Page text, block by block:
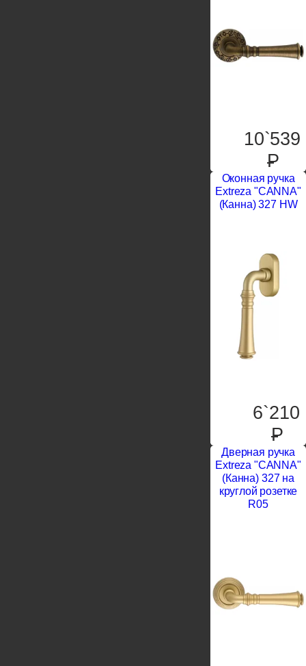
10`539
P
Оконная ручка
Extreza "CANNA"
(Канна) 327 HW
6`210
P
Дверная ручка
Extreza "CANNA"
(Канна) 327 на
круглой розетке
R05